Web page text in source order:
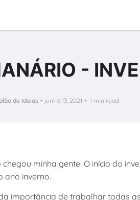
-
de Ideias • junho 13, 2021 • 1 min read
chegou minha gente! O início do
ano inverno.
importância de trabalhar todas